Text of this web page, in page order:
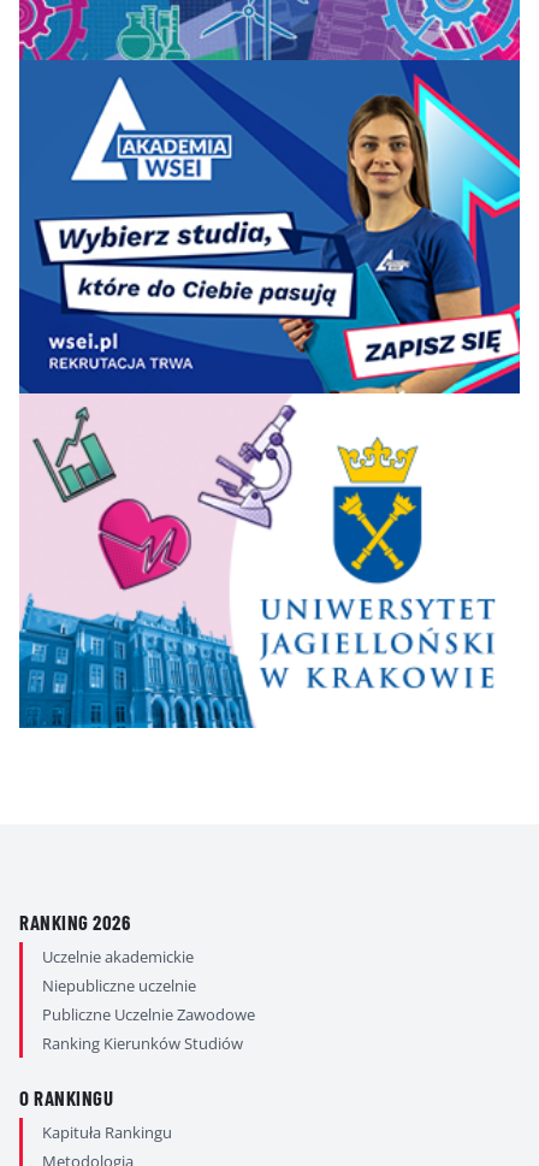
RANKING 2026
Uczelnie akademickie
Niepubliczne uczelnie
Publiczne Uczelnie Zawodowe
Ranking Kierunków Studiów
O RANKINGU
Kapituła Rankingu
Metodologia